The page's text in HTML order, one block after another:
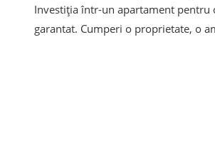
Investiția într-un apartament pentru
garantat. Cumperi o proprietate, o